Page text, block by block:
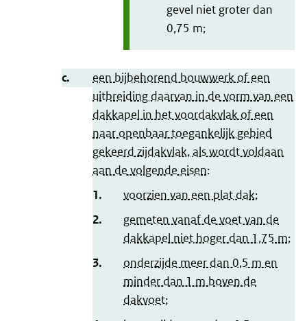
gevel niet groter dan
0,75 m;
c.
een bijbehorend bouwwerk of een
uitbreiding daarvan in de vorm van een
dakkapel in het voordakvlak of een
naar openbaar toegankelijk gebied
gekeerd zijdakvlak, als wordt voldaan
aan de volgende eisen:
1.
voorzien van een plat dak;
2.
gemeten vanaf de voet van de
dakkapel niet hoger dan 1,75 m;
3.
onderzijde meer dan 0,5 m en
minder dan 1 m boven de
dakvoet;